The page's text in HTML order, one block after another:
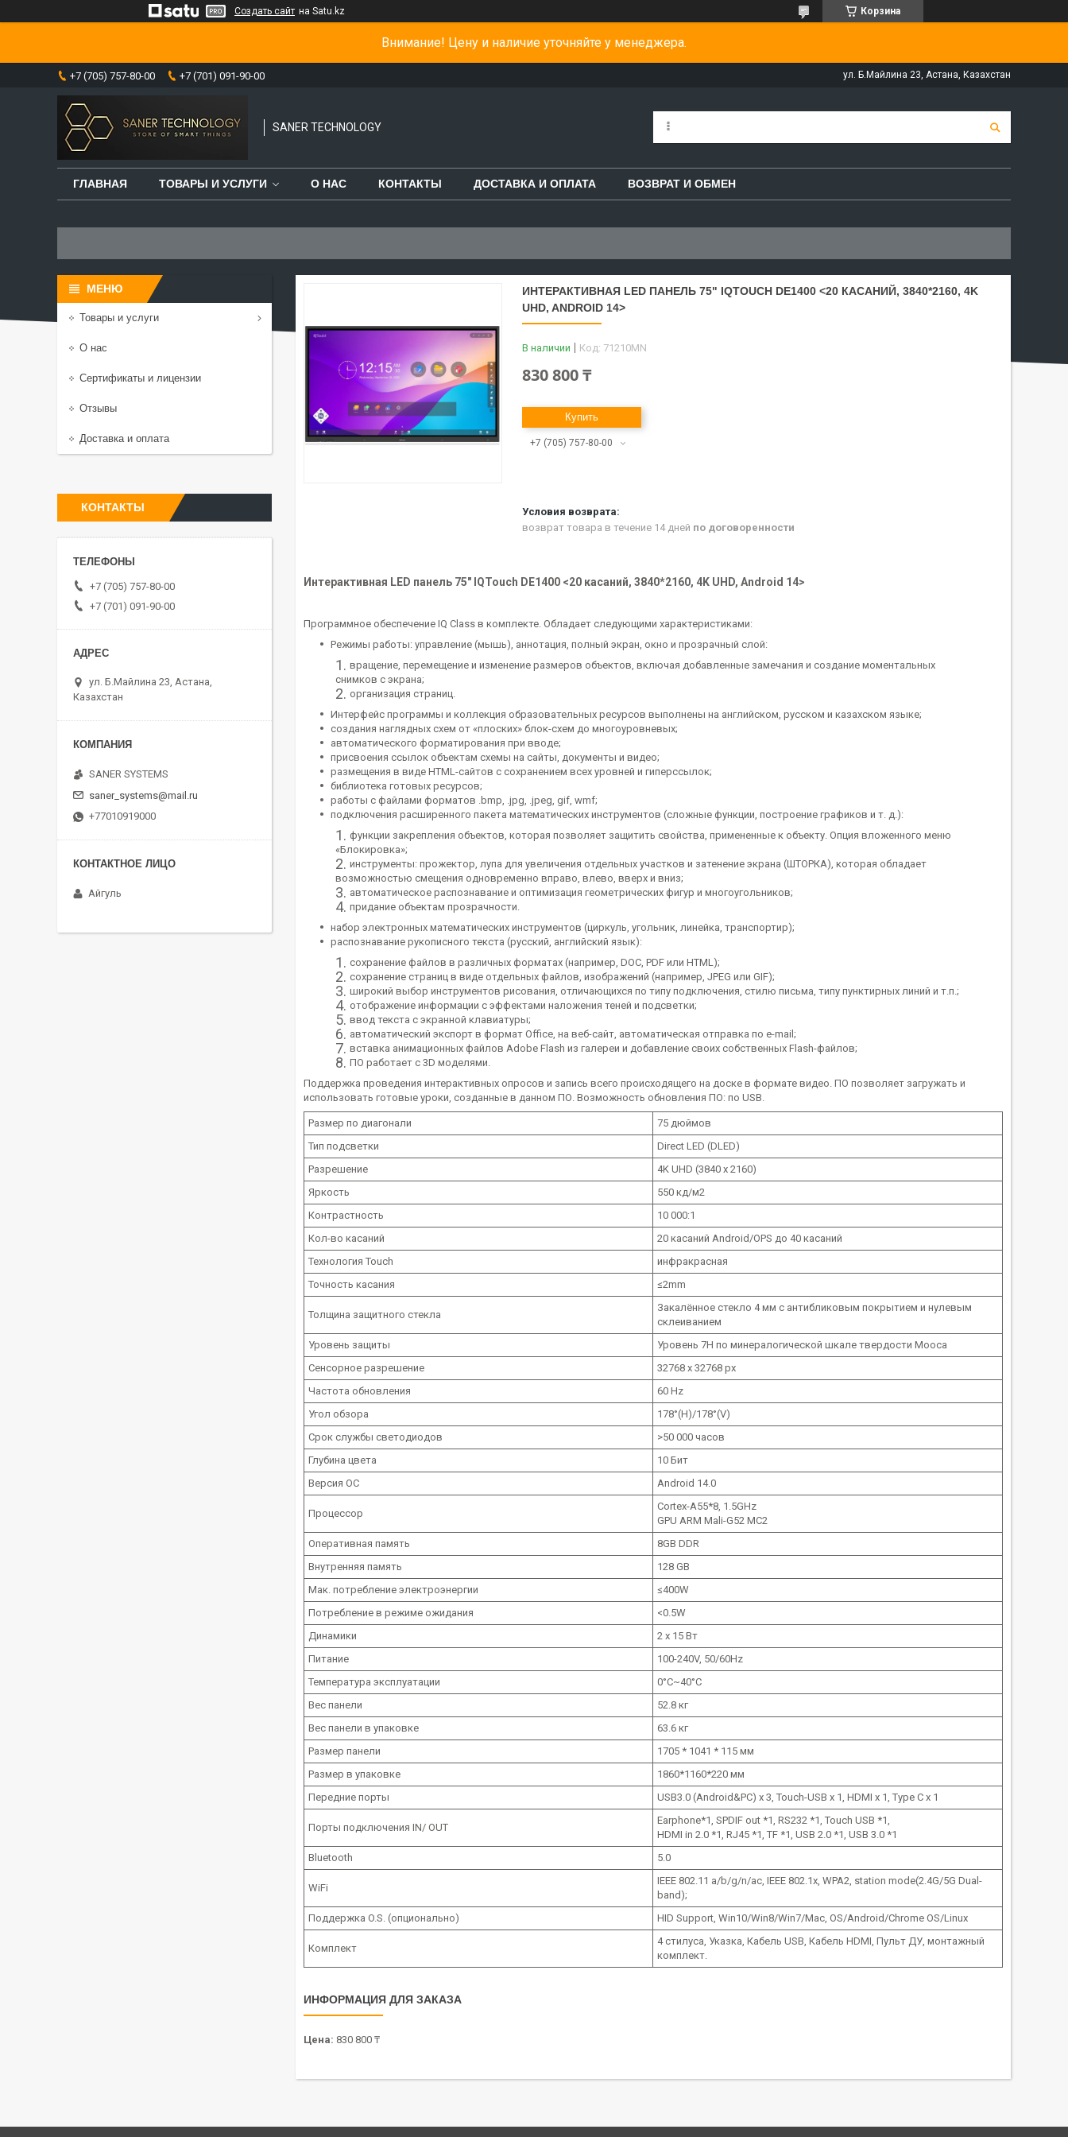
Создать сайт на Satu.kz Корзина
Внимание! Цену и наличие уточняйте у менеджера.
+7 (705) 757-80-00 +7 (701) 091-90-00 ул. Б.Майлина 23, Астана, Казахстан
SANER TECHNOLOGY
ГЛАВНАЯ ТОВАРЫ И УСЛУГИ О НАС КОНТАКТЫ ДОСТАВКА И ОПЛАТА ВОЗВРАТ И ОБМЕН
ИНТЕРАКТИВНАЯ LED ПАНЕЛЬ 75" IQTOUCH DE1400 <20 КАСАНИЙ, 3840*2160, 4K
UHD, ANDROID 14>
В наличии Код: 71210MN
830 800 ₸
Купить
+7 (705) 757-80-00
возврат товара в течение 14 дней по договоренности
Интерактивная LED панель 75" IQTouch DE1400 <20 касаний, 3840*2160, 4K UHD, Android 14>
Программное обеспечение IQ Class в комплекте. Обладает следующими характеристиками:
Режимы работы: управление (мышь), аннотация, полный экран, окно и прозрачный слой:
вращение, перемещение и изменение размеров объектов, включая добавленные замечания и создание моментальных
снимков с экрана;
организация страниц.
Интерфейс программы и коллекция образовательных ресурсов выполнены на английском, русском и казахском языке;
создания наглядных схем от «плоских» блок-схем до многоуровневых;
автоматического форматирования при вводе;
присвоения ссылок объектам схемы на сайты, документы и видео;
размещения в виде HTML-сайтов с сохранением всех уровней и гиперссылок;
библиотека готовых ресурсов;
работы с файлами форматов .bmp, .jpg, .jpeg, gif, wmf;
подключения расширенного пакета математических инструментов (сложные функции, построение графиков и т. д.):
функции закрепления объектов, которая позволяет защитить свойства, примененные к объекту. Опция вложенного меню
«Блокировка»;
инструменты: прожектор, лупа для увеличения отдельных участков и затенение экрана (ШТОРКА), которая обладает
возможностью смещения одновременно вправо, влево, вверх и вниз;
автоматическое распознавание и оптимизация геометрических фигур и многоугольников;
придание объектам прозрачности.
набор электронных математических инструментов (циркуль, угольник, линейка, транспортир);
распознавание рукописного текста (русский, английский язык):
сохранение файлов в различных форматах (например, DOC, PDF или HTML);
сохранение страниц в виде отдельных файлов, изображений (например, JPEG или GIF);
широкий выбор инструментов рисования, отличающихся по типу подключения, стилю письма, типу пунктирных линий и т.п.;
отображение информации с эффектами наложения теней и подсветки;
ввод текста с экранной клавиатуры;
автоматический экспорт в формат Office, на веб-сайт, автоматическая отправка по e-mail;
вставка анимационных файлов Adobe Flash из галереи и добавление своих собственных Flash-файлов;
ПО работает с 3D моделями.
Поддержка проведения интерактивных опросов и запись всего происходящего на доске в формате видео. ПО позволяет загружать и
использовать готовые уроки, созданные в данном ПО. Возможность обновления ПО: по USB.
Размер по диагонали
75 дюймов
Тип подсветки
Direct LED (DLED)
Разрешение
4K UHD (3840 x 2160)
Яркость
550 кд/м2
Контрастность
10 000:1
Кол-во касаний
20 касаний Android/OPS до 40 касаний
Технология Touch
инфракрасная
Точность касания
≤2mm
Толщина защитного стекла
Закалённое стекло 4 мм с антибликовым покрытием и нулевым
склеиванием
Уровень защиты
Уровень 7H по минералогической шкале твердости Мооса
Сенсорное разрешение
32768 x 32768 px
Частота обновления
60 Hz
Угол обзора
178°(H)/178°(V)
Срок службы светодиодов
>50 000 часов
Глубина цвета
10 Бит
Версия ОС
Android 14.0
Процессор
Cortex-A55*8, 1.5GHz
GPU ARM Mali-G52 MC2
Оперативная память
8GB DDR
Внутренняя память
128 GB
Мак. потребление электроэнергии
≤400W
Потребление в режиме ожидания
<0.5W
Динамики
2 x 15 Вт
Питание
100-240V, 50/60Hz
Температура эксплуатации
0°C~40°C
Вес панели
52.8 кг
Вес панели в упаковке
63.6 кг
Размер панели
1705 * 1041 * 115 мм
Размер в упаковке
1860*1160*220 мм
Передние порты
USB3.0 (Android&PC) х 3, Touch-USB х 1, HDMI x 1, Type C х 1
Порты подключения IN/ OUT
Earphone*1, SPDIF out *1, RS232 *1, Touch USB *1,
HDMI in 2.0 *1, RJ45 *1, TF *1, USB 2.0 *1, USB 3.0 *1
Bluetooth
5.0
WiFi
IEEE 802.11 a/b/g/n/ac, IEEE 802.1x, WPA2, station mode(2.4G/5G Dual-
band);
Поддержка O.S. (опционально)
HID Support, Win10/Win8/Win7/Mac, OS/Android/Chrome OS/Linux
Комплект
4 стилуса, Указка, Кабель USB, Кабель HDMI, Пульт ДУ, монтажный
комплект.
ИНФОРМАЦИЯ ДЛЯ ЗАКАЗА
Цена: 830 800 ₸
Товары и услуги
О нас
Сертификаты и лицензии
Отзывы
Доставка и оплата
КОНТАКТЫ
+7 (705) 757-80-00
+7 (701) 091-90-00
ул. Б.Майлина 23, Астана,
Казахстан
SANER SYSTEMS
saner_systems@mail.ru
+77010919000
Айгуль